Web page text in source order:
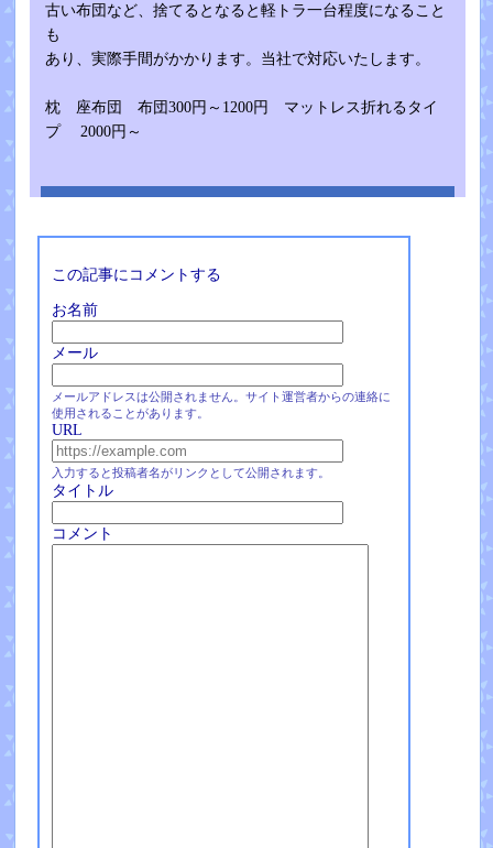
古い布団など、捨てるとなると軽トラ一台程度になること
も
あり、実際手間がかかります。当社で対応いたします。
枕 座布団 布団300円～1200円 マットレス折れるタイ
プ 2000円～
この記事にコメントする
お名前
メール
メールアドレスは公開されません。サイト運営者からの連絡に
使用されることがあります。
URL
入力すると投稿者名がリンクとして公開されます。
タイトル
コメント